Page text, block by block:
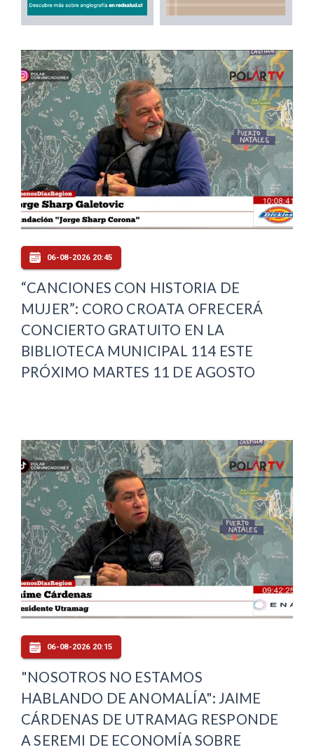
06-08-2026 20:45
“CANCIONES CON HISTORIA DE
MUJER”: CORO CROATA OFRECERÁ
CONCIERTO GRATUITO EN LA
BIBLIOTECA MUNICIPAL 114 ESTE
PRÓXIMO MARTES 11 DE AGOSTO
06-08-2026 20:15
"NOSOTROS NO ESTAMOS
HABLANDO DE ANOMALÍA": JAIME
CÁRDENAS DE UTRAMAG RESPONDE
A SEREMI DE ECONOMÍA SOBRE